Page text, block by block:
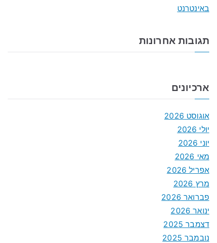
באינטרנט
תגובות אחרונות
ארכיונים
אוגוסט 2026
יולי 2026
יוני 2026
מאי 2026
אפריל 2026
מרץ 2026
פברואר 2026
ינואר 2026
דצמבר 2025
נובמבר 2025